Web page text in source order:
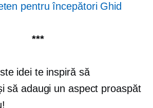
pentru începătoriGhid
***
idei te inspiră să
să adaugi un aspect proaspăt